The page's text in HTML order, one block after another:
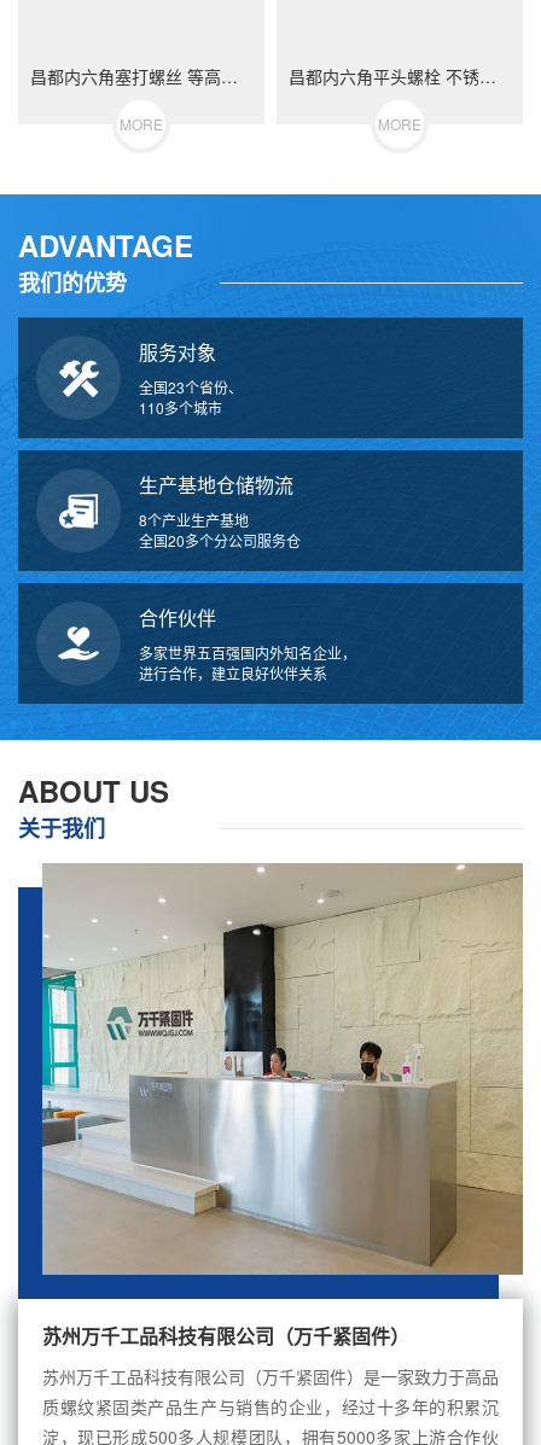
昌都内六角塞打螺丝 等高限位螺栓 不锈钢（304/316）碳钢 合金钢
MORE
昌都内六角平头螺栓 不锈钢（304/316）碳钢 合金钢
MORE
ADVANTAGE
我们的优势
服务对象
全国23个省份、
110多个城市
生产基地仓储物流
8个产业生产基地
全国20多个分公司服务仓
合作伙伴
多家世界五百强国内外知名企业，
进行合作，建立良好伙伴关系
ABOUT US
关于我们
苏州万千工品科技有限公司（万千紧固件）
苏州万千工品科技有限公司（万千紧固件）是一家致力于高品
质螺纹紧固类产品生产与销售的企业，经过十多年的积累沉
淀，现已形成500多人规模团队，拥有5000多家上游合作伙